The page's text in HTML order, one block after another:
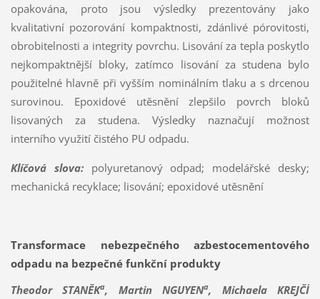
opakována, proto jsou výsledky prezentovány jako
kvalitativní pozorování kompaktnosti, zdánlivé pórovitosti,
obrobitelnosti a integrity povrchu. Lisování za tepla poskytlo
nejkompaktnější bloky, zatímco lisování za studena bylo
použitelné hlavně při vyšším nominálním tlaku a s drcenou
surovinou. Epoxidové utěsnění zlepšilo povrch bloků
lisovaných za studena. Výsledky naznačují možnost
interního využití čistého PU odpadu.
Klíčová slova: polyuretanový odpad; modelářské desky;
mechanická recyklace; lisování; epoxidové utěsnění
Transformace nebezpečného azbestocementového
odpadu na bezpečné funkční produkty
Theodor STANĚKa, Martin NGUYENa, Michaela KREJČÍ